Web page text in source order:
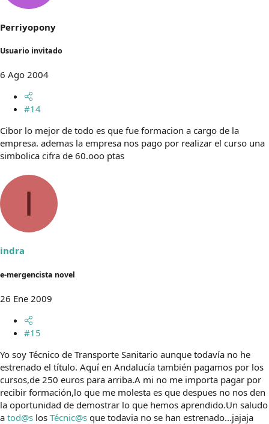
Perriyopony
Usuario invitado
6 Ago 2004
#14
Cibor lo mejor de todo es que fue formacion a cargo de la
empresa. ademas la empresa nos pago por realizar el curso una
simbolica cifra de 60.ooo ptas
I
indra
e-mergencista novel
26 Ene 2009
#15
Yo soy Técnico de Transporte Sanitario aunque todavía no he
estrenado el título. Aquí en Andalucía también pagamos por los
cursos,de 250 euros para arriba.A mi no me importa pagar por
recibir formación,lo que me molesta es que despues no nos den
la oportunidad de demostrar lo que hemos aprendido.Un saludo
a tod@s los Técnic@s que todavia no se han estrenado...jajaja